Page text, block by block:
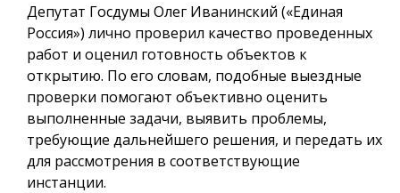
Депутат Госдумы Олег Иванинский («Единая
Россия») лично проверил качество проведенных
работ и оценил готовность объектов к
открытию. По его словам, подобные выездные
проверки помогают объективно оценить
выполненные задачи, выявить проблемы,
требующие дальнейшего решения, и передать их
для рассмотрения в соответствующие
инстанции.